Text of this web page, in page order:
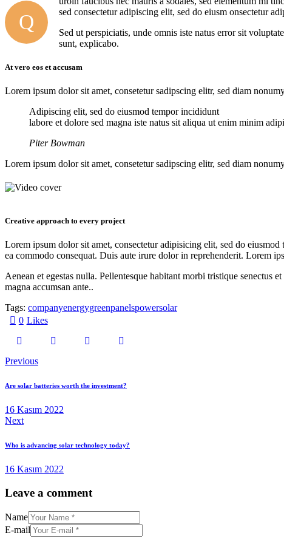
Q
sed consectetur adipiscing elit, sed do eiusm onsectetur
Sed ut perspiciatis, unde omnis iste natus error sit
sunt, explicabo.
At vero eos et accusam
Lorem ipsum dolor sit amet, consetetur sadipscing elitr, sed diam
Adipiscing elit, sed do eiusmod tempor incididunt
labore et dolore sed magna iste natus sit aliqua ut enim minim
Piter Bowman
Lorem ipsum dolor sit amet, consetetur sadipscing elitr, sed diam
Creative approach to every project
Lorem ipsum dolor sit amet, consectetur adipisicing elit, sed do
ea commodo consequat. Duis aute irure dolor in reprehenderit. Lorem
Aenean et egestas nulla. Pellentesque habitant morbi tristique senectus
magna accumsan ante..
Tags: companyenergygreenpanelspowersolar
0 Likes
Yazı
dolaşımı
Previous
Are solar batteries worth the investment?
16 Kasım 2022
Next
Who is advancing solar technology today?
16 Kasım 2022
Leave a comment
Name
E-mail